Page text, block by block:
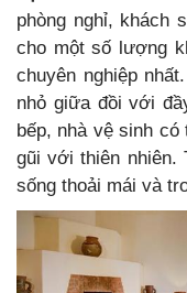
phòng nghỉ, khách
cho một số lượng
chuyên nghiệp
nhỏ giữa đồi với
bếp, nhà vệ sinh có
gũi với thiên nhiên.
sống thoải mái và